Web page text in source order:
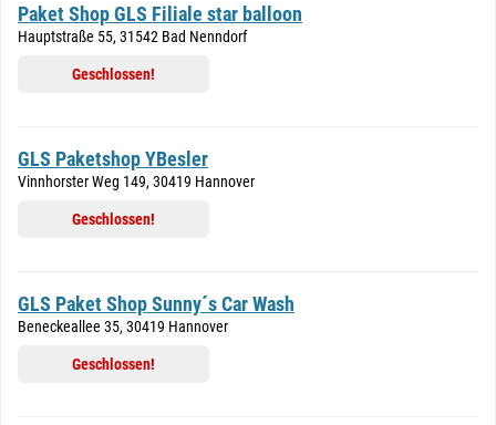
Paket Shop GLS Filiale star balloon
Hauptstraße 55, 31542 Bad Nenndorf
Geschlossen!
GLS Paketshop YBesler
Vinnhorster Weg 149, 30419 Hannover
Geschlossen!
GLS Paket Shop Sunny´s Car Wash
Beneckeallee 35, 30419 Hannover
Geschlossen!